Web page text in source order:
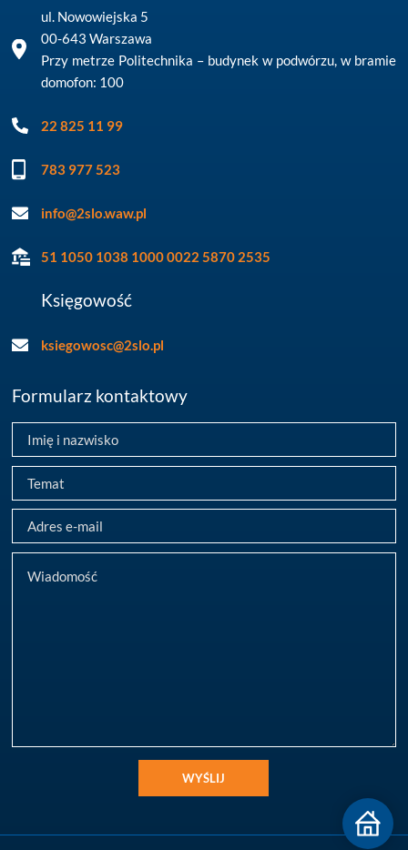
ul. Nowowiejska 5
00-643 Warszawa
Przy metrze Politechnika – budynek w podwórzu, w bramie
domofon: 100
22 825 11 99
783 977 523
info@2slo.waw.pl
51 1050 1038 1000 0022 5870 2535
Księgowość
ksiegowosc@2slo.pl
Formularz kontaktowy